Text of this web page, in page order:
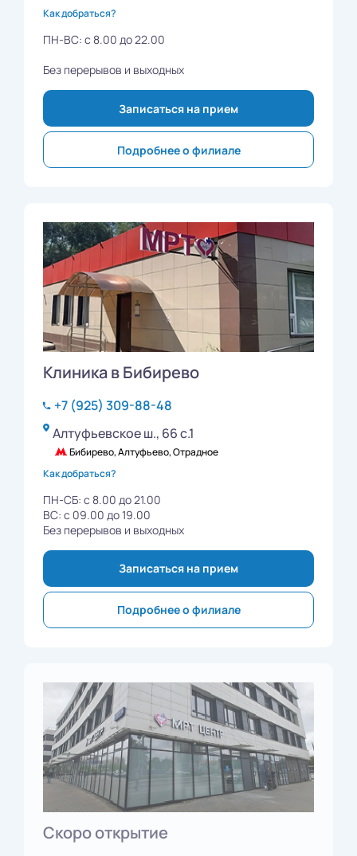
Как добраться?
ПН-ВС: с 8.00 до 22.00
Без перерывов и выходных
Записаться на прием
Подробнее о филиале
Клиника в Бибирево
+7 (925) 309-88-48
Алтуфьевское ш., 66 с.1
Бибирево, Алтуфьево, Отрадное
Как добраться?
ПН-СБ: с 8.00 до 21.00
ВС: с 09.00 до 19.00
Без перерывов и выходных
Записаться на прием
Подробнее о филиале
Скоро открытие